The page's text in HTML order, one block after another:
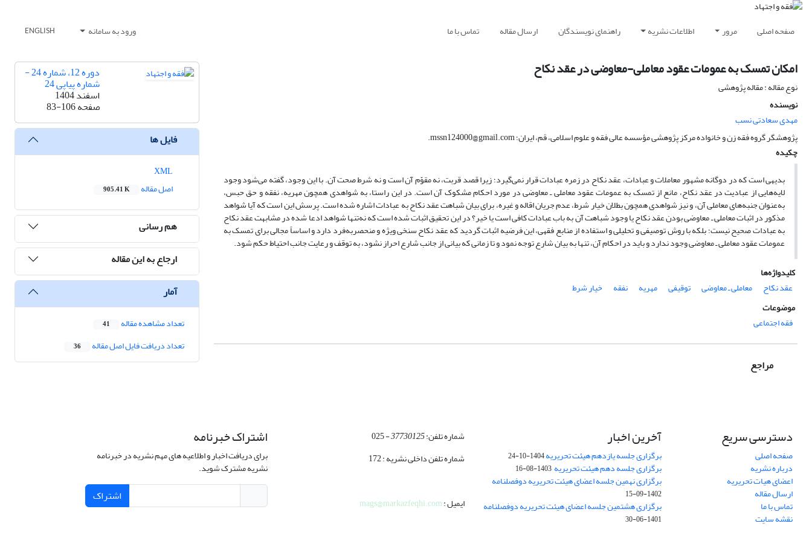
صفحه اصلی مرور اطلاعات نشریه راهنمای نویسندگان ارسال مقاله تماس با ما ورود به سامانه ENGLISH
امکان تمسک به عمومات عقود معاملی-معاوضی در عقد نکاح
نوع مقاله : مقاله پژوهشی
نویسنده
مهدی سعادتی نسب
پژوهشگر گروه فقه زن و خانواده مرکز پژوهشی مؤسسه عالی فقه و علوم اسلامی، قم، ایران؛ mssn124000@gmail.com.
چکیده
بدیهی است که در دوگانه مشهور معاملات و عبادات، عقد نکاح در زمره عبادات قرار نمی‌گیرد؛ زیرا قصد قربت، نه مقوّم آن است و نه شرط صحت آن. با این‌ وجود، گفته می‌شود وجود
لایه‌هایی از عبادیت در عقد نکاح، مانع از تمسک به عمومات عقود معاملی ـ معاوضی در مورد احکام مشکوک آن است. در این راستا، به شواهدی همچون مهریه، نفقه و حق حبس،
به‌عنوان جنبه‌های معاملی آن، و نیز شواهدی همچون بطلان خیار شرط، عدم جریان اقاله و غیره، برای بیان شباهت عقد نکاح به عبادات اشاره شده است. پرسش این است که آیا شواهد
مذکور در اثبات معاملی ـ معاوضی بودن عقد نکاح یا وجود شباهت آن به باب عبادات کافی است یا خیر؟ در این تحقیقاثبات شده است که نه‌تنها شواهد ادعا شده در مشابهت عقد نکاح
به عبادات صحیح نیست؛ بلکه با روش توصیفی و تحلیلی و استفاده از منابع فقهی، این فرضیه اثبات گردید که عقد نکاح سنخی ویژه و منحصربه‌فرد دارد و اساساً مجالی برای تمسک به
عمومات عقود معاملی ـ معاوضی وجود ندارد و باید در احکام آن، تنها به بیان شارع توجه نمود و تا زمانی که بیانی از جانب شارع احراز نشود، به توقف و رعایت جانب احتیاط حکم شود.
کلیدواژه‌ها
عقد نکاح
معاملی ـ معاوضی توقیفی مهریه نفقه
خیار شرط
موضوعات
فقه اجتماعی
مراجع
دوره 12، شماره 24 -
شماره پیاپی 24
اسفند 1404
صفحه83-106
فایل ها
اصل مقاله
905.41 K
هم رسانی
ارجاع به این مقاله
آمار
تعداد مشاهده مقاله 41
تعداد دریافت فایل اصل مقاله 36
دسترسی سریع
صفحه اصلی
درباره نشریه
اعضای هیات تحریریه
ارسال مقاله
تماس با ما
نقشه سایت
آخرین اخبار
برگزاری جلسه یازدهم هیئت تحریریه1404-10-24
برگزاری جلسه دهم هیئت تحریریه 1403-08-16
برگزاری نهمین جلسه اعضای هیئت تحریریه دوفصلنامه
1402-09-15
برگزاری هشتمین جلسه اعضای هیئت تحریریه دوفصلنامه
1401-06-30
شماره تلفن:37730125
- 025
شماره تلفن داخلی نشریه : 172
ایمیل :mags@markazfeqhi.com
اشتراک خبرنامه
برای دریافت اخبار و اطلاعیه های مهم نشریه در خبرنامه
نشریه مشترک شوید.
اشتراک